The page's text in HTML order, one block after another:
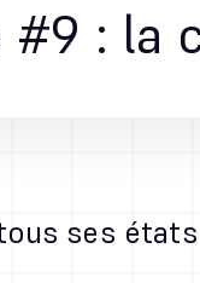
#9 : la
ses états